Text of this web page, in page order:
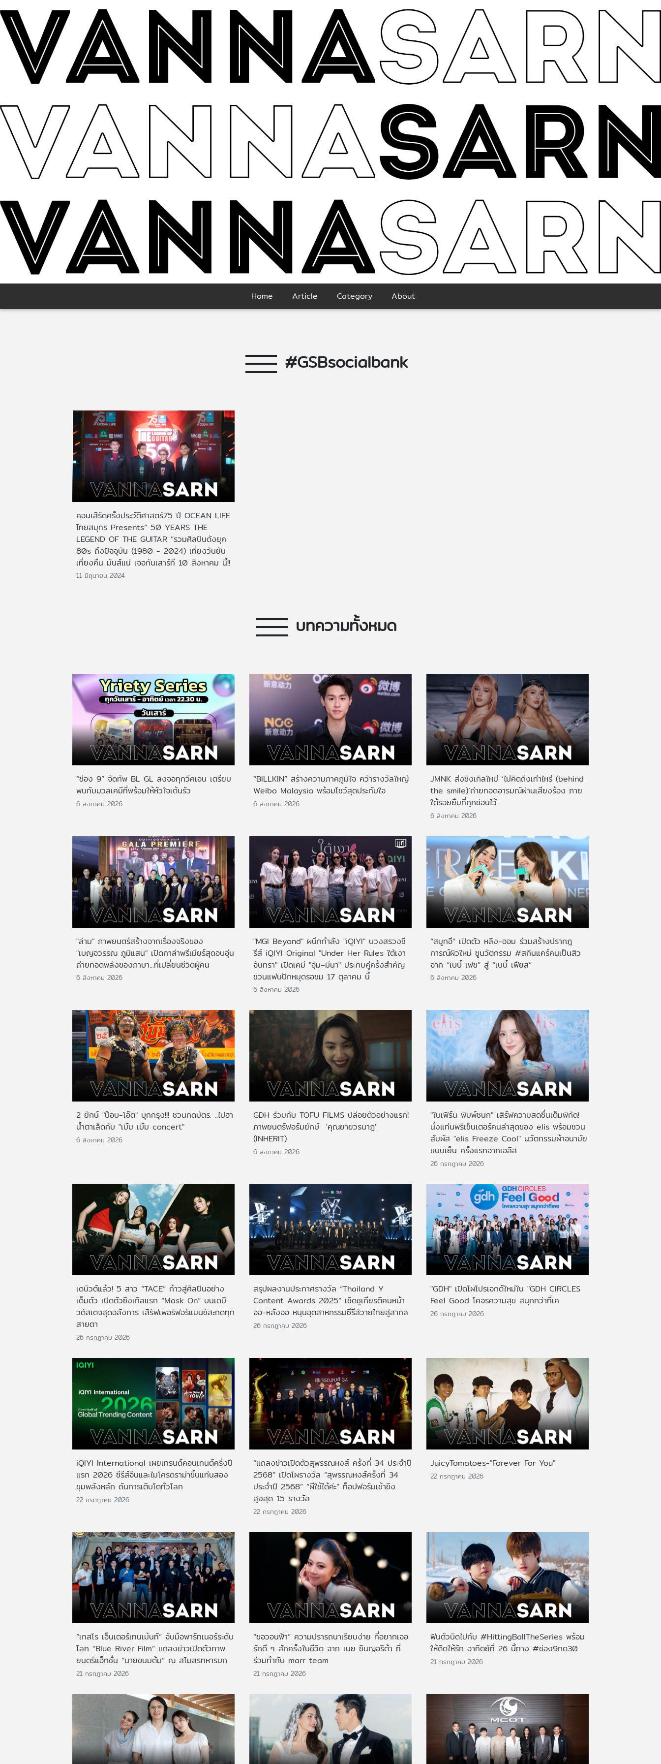
Home Article Category About
#GSBsocialbank
คอนเสิร์ตครั้งประวัติศาสตร์75 ปี OCEAN LIFE
ไทยสมุทร Presents“ 50 YEARS THE
LEGEND OF THE GUITAR ”รวมศิลปินดังยุค
80s ถึงปัจจุบัน (1980 - 2024) เที่ยงวันยัน
เที่ยงคืน มันส์แน่ เจอกันเสาร์ที 10 สิงหาคม นี้!!
11 มิถุนายน 2024
บทความทั้งหมด
“ช่อง 9” จัดทัพ BL GL ลงจอทุกวีคเอน เตรียม
พบกับมวลเคมีที่พร้อมให้หัวใจเต้นรัว
6 สิงหาคม 2026
“BILLKIN” สร้างความภาคภูมิใจ คว้ารางวัลใหญ่
Weibo Malaysia พร้อมโชว์สุดประทับใจ
6 สิงหาคม 2026
JMNK ส่งซิงเกิลใหม่ ‘ไม่คิดถึงเท่าไหร่ (behind
the smile)’ถ่ายทอดอารมณ์ผ่านเสียงร้อง ภาย
ใต้รอยยิ้มที่ถูกซ่อนไว้
6 สิงหาคม 2026
"ล่าม" ภาพยนตร์สร้างจากเรื่องจริงของ
"เบญจวรรณ ภูมิแสน" เปิดกาล่าพรีเมียร์สุดอบอุ่น
ถ่ายทอดพลังของภาษา...ที่เปลี่ยนชีวิตผู้คน
6 สิงหาคม 2026
"MGI Beyond" ผนึกกำลัง "iQIYI" บวงสรวงซี
รีส์ iQIYI Original "Under Her Rules ใต้เงา
จันทรา" เปิดเคมี "อุ้ม–มีนา" ประกบคู่ครั้งสำคัญ
ชวนแฟนปักหมุดรอชม 17 ตุลาคม นี้
6 สิงหาคม 2026
“สมูทอี” เปิดตัว หลิง-ออม ร่วมสร้างปรากฎ
การณ์ผิวใหม่ ชูนวัตกรรม #สกินแคร์คนเป็นสิว
จาก “เบบี้ เฟซ” สู่ “เบบี้ เฟียส”
6 สิงหาคม 2026
2 ยักษ์ "ป๊อบ-โอ๊ต" บุกกรุง!!! ชวนกดบัตร. ..ไปฮา
น้ำตาเล็ดกับ "เบิ้ม เบิ้ม concert"
6 สิงหาคม 2026
GDH ร่วมกับ TOFU FILMS ปล่อยตัวอย่างแรก!
ภาพยนตร์ฟอร์มยักษ์ 'คุณยายวรนาฏ'
(INHERIT)
6 สิงหาคม 2026
"ใบเฟิร์น พิมพ์ชนก" เสิร์ฟความสดชื่นเต็มพิกัด!
นั่งแท่นพรีเซ็นเตอร์คนล่าสุดของ elis พร้อมชวน
สัมผัส "elis Freeze Cool" นวัตกรรมผ้าอนามัย
แบบเย็น ครั้งแรกจากเอลิส
26 กรกฎาคม 2026
เดบิวต์แล้ว! 5 สาว “TACE” ก้าวสู่ศิลปินอย่าง
เต็มตัว เปิดตัวซิงเกิลแรก “Mask On” บนเดบิ
วต์สเตจสุดอลังการ เสิร์ฟเพอร์ฟอร์แมนซ์สะกดทุก
สายตา
26 กรกฎาคม 2026
สรุปผลงานประกาศรางวัล “Thailand Y
Content Awards 2025” เชิดชูเกียรติคนหน้า
จอ-หลังจอ หนุนอุตสาหกรรมซีรีส์วายไทยสู่สากล
26 กรกฎาคม 2026
"GDH" เปิดโผโปรเจกต์ใหม่ใน "GDH CIRCLES
Feel Good โคจรความสุข สนุกกว่าที่เค
26 กรกฎาคม 2026
iQIYI International เผยเทรนด์คอนเทนต์ครึ่งปี
แรก 2026 ซีรีส์จีนและไมโครดราม่าขึ้นแท่นสอง
ขุมพลังหลัก ดันการเติบโตทั่วโลก
22 กรกฎาคม 2026
“แถลงข่าวเปิดตัวสุพรรณหงส์ ครั้งที่ 34 ประจำปี
2568” เปิดโผรางวัล “สุพรรณหงส์ครั้งที่ 34
ประจำปี 2568” “ผีใช้ได้ค่ะ” ท็อปฟอร์มเข้าชิง
สูงสุด 15 รางวัล
22 กรกฎาคม 2026
JuicyTomatoes-"Forever For You"
22 กรกฎาคม 2026
“เกสโร เอ็นเตอร์เทนเม้นท์” จับมือพาร์ทเนอร์ระดับ
โลก “Blue River Film” แถลงข่าวเปิดตัวภาพ
ยนตร์แอ็กชั่น “นายขนมต้ม” ณ สโมสรทหารบก
21 กรกฎาคม 2026
“ขอวอนฟ้า” ความปรารถนาเรียบง่าย ที่อยากเจอ
รักดี ๆ สักครั้งในชีวิต จาก เนย ซินญอริต้า ที่
ร่วมทำกับ marr team
21 กรกฎาคม 2026
ฟินตัวบิดไปกับ #HittingBallTheSeries พร้อม
ให้ติดให้รัก อาทิตย์ที่ 26 นี้ทาง #ช่อง9กด30
21 กรกฎาคม 2026